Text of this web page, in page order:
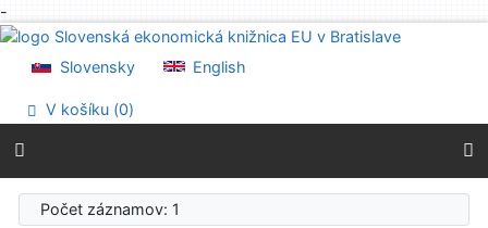
-
Prejsť na obsah
Prehlásenie o webovej prístupnosti
Slovensky English
V košíku (0)
Počet záznamov: 1